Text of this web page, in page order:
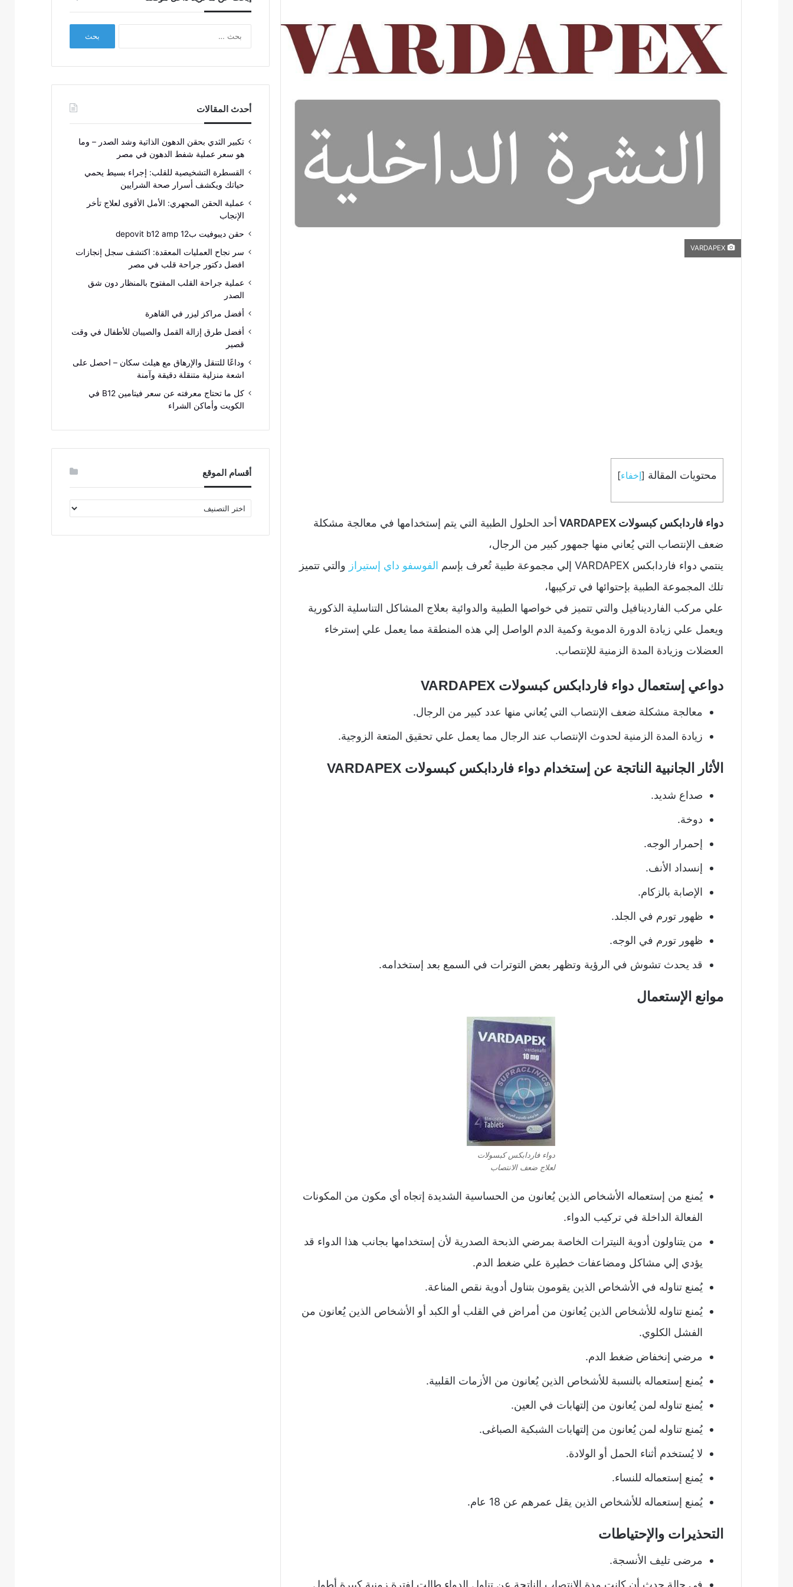
محتويات المقالة [إخفاء]
دواء فاردابكس كبسولات VARDAPEX
أحد الحلول الطبية التي يتم إستخدامها في معالجة مشكلة
ضعف الإنتصاب التي يُعاني منها جمهور كبير من الرجال،
ينتمي دواء فاردابكس VARDAPEX إلي مجموعة طبية تُعرف بإسم
الفوسفو داي إستيراز والتي تتميز
تلك المجموعة الطبية بإحتوائها في تركيبها،
علي مركب الفاردينافيل والتي تتميز في خواصها الطبية والدوائية بعلاج المشاكل التناسلية الذكورية
ويعمل علي زيادة الدورة الدموية وكمية الدم الواصل إلي هذه المنطقة مما يعمل علي إسترخاء
العضلات وزيادة المدة الزمنية للإنتصاب.
دواعي إستعمال دواء فاردابكس كبسولات VARDAPEX
معالجة مشكلة ضعف الإنتصاب التي يُعاني منها عدد كبير من الرجال.
زيادة المدة الزمنية لحدوث الإنتصاب عند الرجال مما يعمل علي تحقيق المتعة الزوجية.
الأثار الجانبية الناتجة عن إستخدام دواء فاردابكس كبسولات VARDAPEX
صداع شديد.
دوخة.
إحمرار الوجه.
إنسداد الأنف.
الإصابة بالزكام.
ظهور تورم في الجلد.
ظهور تورم في الوجه.
قد يحدث تشوش في الرؤية وتظهر بعض التوترات في السمع بعد إستخدامه.
موانع الإستعمال
دواء فاردابكس كبسولات
لعلاج ضعف الانتصاب
يُمنع من إستعماله الأشخاص الذين يُعانون من الحساسية الشديدة إتجاه أي مكون من المكونات
الفعالة الداخلة في تركيب الدواء.
من يتناولون أدوية النيترات الخاصة بمرضي الذبحة الصدرية لأن إستخدامها بجانب هذا الدواء قد
يؤدي إلي مشاكل ومضاعفات خطيرة علي ضغط الدم.
يُمنع تناوله في الأشخاص الذين يقومون بتناول أدوية نقص المناعة.
يُمنع تناوله للأشخاص الذين يُعانون من أمراض في القلب أو الكبد أو الأشخاص الذين يُعانون من
الفشل الكلوي.
مرضي إنخفاض ضغط الدم.
يُمنع إستعماله بالنسبة للأشخاص الذين يُعانون من الأزمات القلبية.
يُمنع تناوله لمن يُعانون من إلتهابات في العين.
يُمنع تناوله لمن يُعانون من إلتهابات الشبكية الصباغى.
لا يُستخدم أثناء الحمل أو الولادة.
يُمنع إستعماله للنساء.
يُمنع إستعماله للأشخاص الذين يقل عمرهم عن 18 عام.
التحذيرات والإحتياطات
مرضى تليف الأنسجة.
أحدث المقالات
تكبير الثدي بحقن الدهون الذاتية وشد الصدر – وما
هو سعر عملية شفط الدهون في مصر
القسطرة التشخيصية للقلب: إجراء بسيط يحمي
حياتك ويكشف أسرار صحة الشرايين
عملية الحقن المجهري: الأمل الأقوى لعلاج تأخر
الإنجاب
حقن ديبوفيت ب12 depovit b12 amp
سر نجاح العمليات المعقدة: اكتشف سجل إنجازات
افضل دكتور جراحة قلب في مصر
عملية جراحة القلب المفتوح بالمنظار دون شق
الصدر
أفضل مراكز ليزر في القاهرة
أفضل طرق إزالة القمل والصيبان للأطفال في وقت
قصير
وداعًا للتنقل والإرهاق مع هيلث سكان – احصل على
اشعة منزلية متنقلة دقيقة وآمنة
كل ما تحتاج معرفته عن سعر فيتامين B12 في
الكويت وأماكن الشراء
أقسام الموقع
أقسام
الموقع